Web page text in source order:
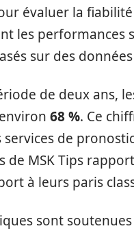
évaluer la
les performances
sur des
de deux ans,
68 %. Ce
services de
de MSK Tips
à leurs paris
sont